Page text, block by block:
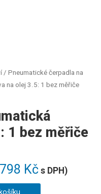
/ Pneumatické čerpadla na
na olej 3.5: 1 bez měřiče
1 bez měřiče
Kč s DPH)